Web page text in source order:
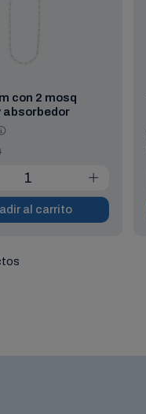
con 2 mosq
absorbedor
al carrito